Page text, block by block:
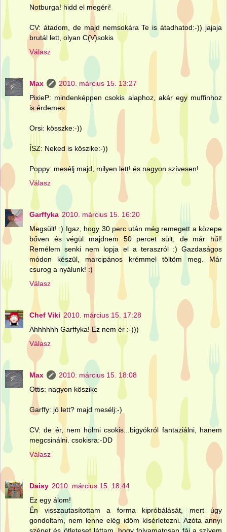
Notburga! hidd el megéri!
CV: átadom, de majd nemsokára Te is átadhatod:-)) jajaja
brutál lett, olyan C(V)sokis
Válasz
Max
2010. március 15. 13:27
PixieP: mindenképpen csokis alaphoz, akár egy muffinhoz
is érdemes.
Orsi: kösszke:-))
ÍSZ: Neked is köszike:-))
Poppy: mesélj majd, milyen lett! és nagyon szívesen!
Válasz
Garffyka 2010. március 15. 16:20
Megsült! :) Igaz, hogy 30 perc után még remegett a közepe
bőven és végül majdnem 50 percet sült, de már hűl!
Remélem senki nem lopja el a teraszról :) Gazdaságos
módon készül, marcipános krémmel töltöm meg. Már
csurog a nyálunk! :)
Válasz
Chef Viki 2010. március 15. 17:28
Ahhhhhh Garffyka! Ez nem ér :-)))
Válasz
Max
2010. március 15. 18:08
Ottis: nagyon köszike
Garffy: jó lett? majd mesélj:-)
CV: de ér, nem holmi csokis...bigyókról fantaziálni, hanem
megcsinálni. csokisra:-DD
Válasz
Daisy 2010. március 15. 18:44
Ez egy álom!
Én visszautasítottam a forma kipróbálását, mert úgy
gondoltam, nem lenne elég időm kísérletezni. Azóta annyi